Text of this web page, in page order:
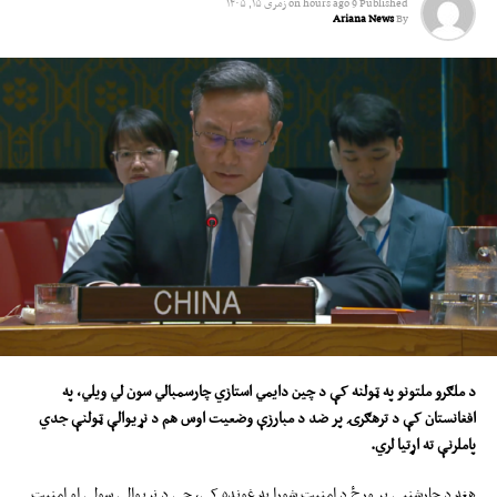
By
Ariana News
د ملګرو ملتونو پهټولنهکې د چین دایمي استازيچارسمباليسون لي ویلي، په
افغانستان کې د ترهګرۍ پر ضد د مبارزې وضعیت اوسهم د نړیوالې ټولنې جدي
پاملرنې ته اړتیا لري.